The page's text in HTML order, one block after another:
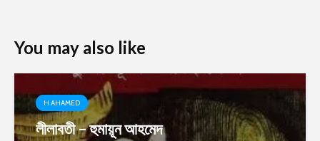
You may also like
H AHAMED
লীলাবতী – হুমায়ূন আহমেদ